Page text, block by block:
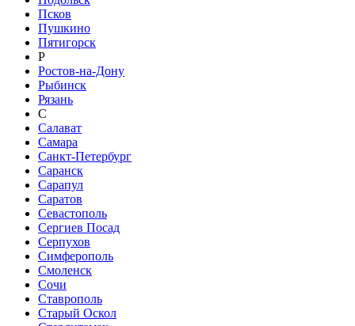
Псков
Пушкино
Пятигорск
Р
Ростов-на-Дону
Рыбинск
Рязань
С
Салават
Самара
Санкт-Петербург
Саранск
Сарапул
Саратов
Севастополь
Сергиев Посад
Серпухов
Симферополь
Смоленск
Сочи
Ставрополь
Старый Оскол